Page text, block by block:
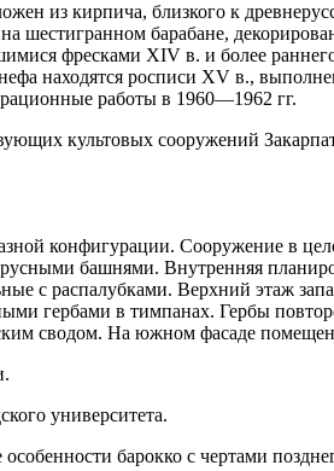
из кирпича, близкого к
шестигранном барабане,
фресками XIV в. и более
находятся росписи XV в.,
работы в 1960—1962 гг.
культовых сооружений
конфигурации. Сооружение в
башнями. Внутренняя
с распалубками. Верхний этаж
гербами в тимпанах. Гербы
сводом. На южном фасаде
университета.
барокко с чертами